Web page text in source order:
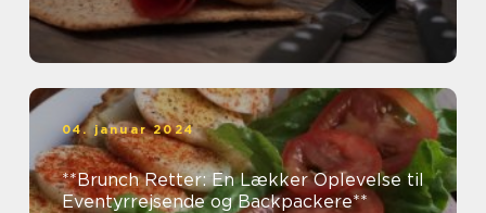
04. januar 2024
**Brunch Retter: En Lækker Oplevelse til
Eventyrrejsende og Backpackere**